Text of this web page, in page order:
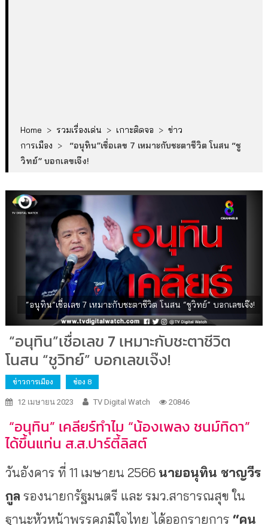
Home > รวมเรื่องเด่น > เกาะติดจอ > ข่าว
การเมือง >
“อนุทิน”เชื่อเลข 7 เหมาะกับชะตาชีวิต โนสน “ชู
วิทย์” บอกเลขเจ๊ง!
“อนุทิน”เชื่อเลข 7 เหมาะกับชะตาชีวิต โนสน “ชูวิทย์” บอกเลขเจ๊ง!
“อนุทิน”เชื่อเลข 7 เหมาะกับชะตาชีวิต
โนสน “ชูวิทย์” บอกเลขเจ๊ง!
ข่าวการเมือง ช่อง 8
12 เมษายน 2023 TV Digital Watch 20846
“อนุทิน” เคลียร์ทำไม “น้องเพลง ชนม์ทิดา”
ได้ขึ้นแท่น ส.ส.ปาร์ตี้ลิสต์
วันอังคาร ที่ 11 เมษายน 2566 นายอนุทิน ชาญวีร
กูล รองนายกรัฐมนตรี และ รมว.สาธารณสุข ใน
ฐานะหัวหน้าพรรคภูมิใจไทย ได้ออกรายการ “คน